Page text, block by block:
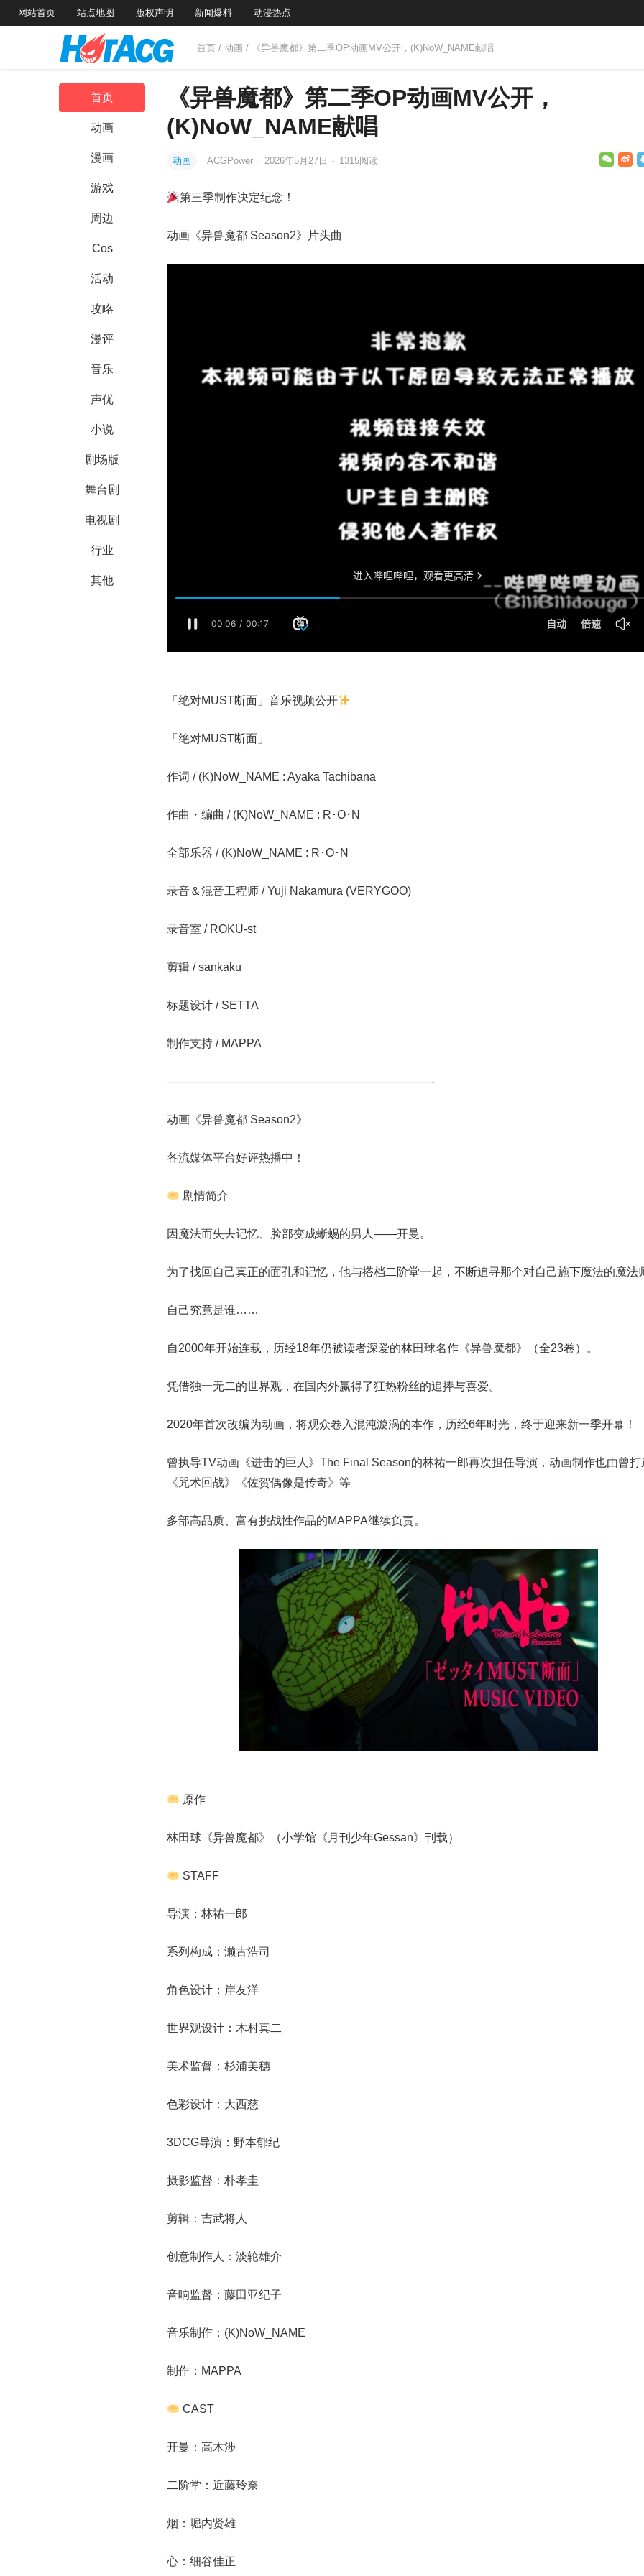
网站首页 站点地图 版权声明 新闻爆料 动漫热点
首页 / 动画 / 《异兽魔都》第二季OP动画MV公开，(K)NoW_NAME献唱
首页
动画
漫画
游戏
周边
Cos
活动
攻略
漫评
音乐
声优
小说
剧场版
舞台剧
电视剧
行业
其他
《异兽魔都》第二季OP动画MV公开，
(K)NoW_NAME献唱
动画 ACGPower · 2026年5月27日 · 1315阅读
第三季制作决定纪念！
动画《异兽魔都 Season2》片头曲
「绝对MUST断面」音乐视频公开
「绝对MUST断面」
作词 / (K)NoW_NAME : Ayaka Tachibana
作曲・编曲 / (K)NoW_NAME : R･O･N
全部乐器 / (K)NoW_NAME : R･O･N
录音＆混音工程师 / Yuji Nakamura (VERYGOO)
录音室 / ROKU-st
剪辑 / sankaku
标题设计 / SETTA
制作支持 / MAPPA
———————————————————————-
动画《异兽魔都 Season2》
各流媒体平台好评热播中！
剧情简介
因魔法而失去记忆、脸部变成蜥蜴的男人——开曼。
为了找回自己真正的面孔和记忆，他与搭档二阶堂一起，不断追寻那个对自己施下魔法的魔法
自己究竟是谁……
自2000年开始连载，历经18年仍被读者深爱的林田球名作《异兽魔都》（全23卷）。
凭借独一无二的世界观，在国内外赢得了狂热粉丝的追捧与喜爱。
2020年首次改编为动画，将观众卷入混沌漩涡的本作，历经6年时光，终于迎来新一季开幕！
曾执导TV动画《进击的巨人》The Final Season的林祐一郎再次担任导演，动画制作也由曾打
《咒术回战》《佐贺偶像是传奇》等
多部高品质、富有挑战性作品的MAPPA继续负责。
原作
林田球《异兽魔都》（小学馆《月刊少年Gessan》刊载）
STAFF
导演：林祐一郎
系列构成：濑古浩司
角色设计：岸友洋
世界观设计：木村真二
美术监督：杉浦美穗
色彩设计：大西慈
3DCG导演：野本郁纪
摄影监督：朴孝圭
剪辑：吉武将人
创意制作人：淡轮雄介
音响监督：藤田亚纪子
音乐制作：(K)NoW_NAME
制作：MAPPA
CAST
开曼：高木涉
二阶堂：近藤玲奈
烟：堀内贤雄
心：细谷佳正